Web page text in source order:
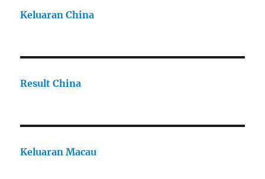
Keluaran China
Result China
Keluaran Macau